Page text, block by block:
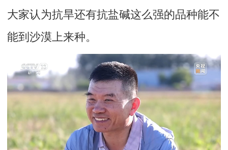
大家认为抗旱还有抗盐碱这么强的品种能不
能到沙漠上来种。